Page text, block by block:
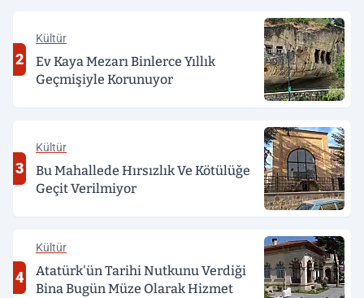
2
Kültür
Ev Kaya Mezarı Binlerce Yıllık
Geçmişiyle Korunuyor
3
Kültür
Bu Mahallede Hırsızlık Ve Kötülüğe
Geçit Verilmiyor
4
Kültür
Atatürk'ün Tarihi Nutkunu Verdiği
Bina Bugün Müze Olarak Hizmet